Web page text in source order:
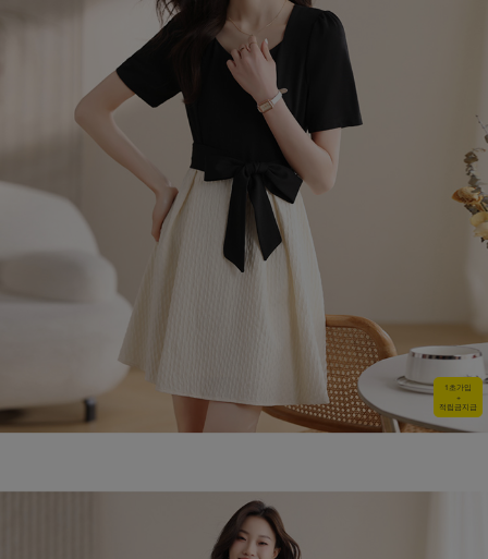
1초가입
+
적립금지급